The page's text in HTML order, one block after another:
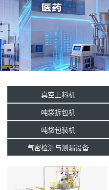
真空上料机
吨袋拆包机
吨袋包装机
气密检测与测漏设备